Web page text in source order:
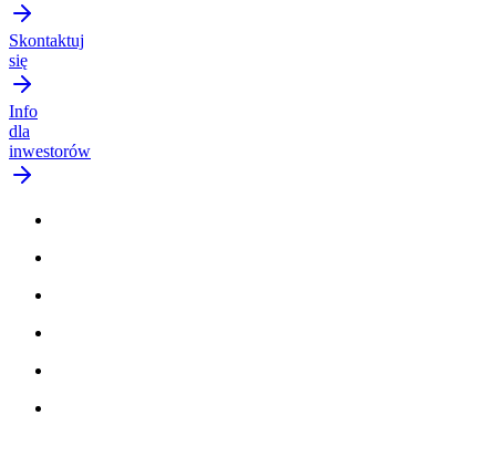
Skontaktuj
się
Info
dla
inwestorów